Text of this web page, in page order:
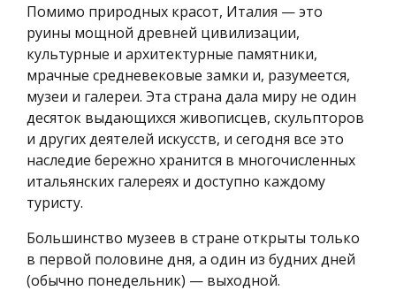
Помимо природных красот, Италия — это
руины мощной древней цивилизации,
культурные и архитектурные памятники,
мрачные средневековые замки и, разумеется,
музеи и галереи. Эта страна дала миру не один
десяток выдающихся живописцев, скульпторов
и других деятелей искусств, и сегодня все это
наследие бережно хранится в многочисленных
итальянских галереях и доступно каждому
туристу.
Большинство музеев в стране открыты только
в первой половине дня, а один из будних дней
(обычно понедельник) — выходной.